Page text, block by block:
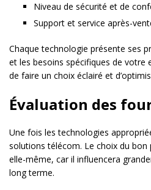
Niveau de sécurité et de
Support et service après-
Chaque technologie présente ses
et les besoins spécifiques de votre
de faire un choix éclairé et
Évaluation des
Une fois les technologies
solutions télécom. Le choix du
elle-même, car il influencera
long terme.